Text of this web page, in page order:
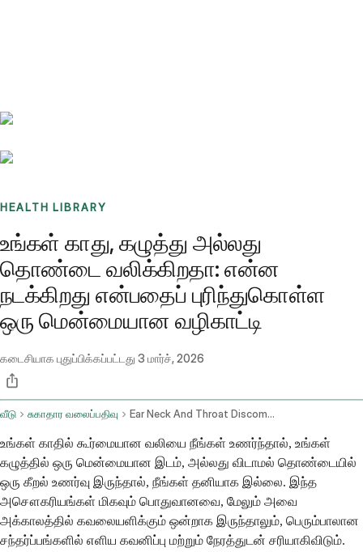
HEALTH LIBRARY
உங்கள் காது, கழுத்து அல்லது
தொண்டை வலிக்கிறதா: என்ன
நடக்கிறது என்பதைப் புரிந்துகொள்ள
ஒரு மென்மையான வழிகாட்டி
கடைசியாக புதுப்பிக்கப்பட்டது 3 மார்ச், 2026
வீடு சுகாதார வலைப்பதிவு Ear Neck And Throat Discomfort And Infections
உங்கள் காதில் கூர்மையான வலியை நீங்கள் உணர்ந்தால், உங்கள்
கழுத்தில் ஒரு மென்மையான இடம், அல்லது விடாமல் தொண்டையில்
ஒரு கீறல் உணர்வு இருந்தால், நீங்கள் தனியாக இல்லை. இந்த
அசௌகரியங்கள் மிகவும் பொதுவானவை, மேலும் அவை
அக்காலத்தில் கவலையளிக்கும் ஒன்றாக இருந்தாலும், பெரும்பாலான
சந்தர்ப்பங்களில் எளிய கவனிப்பு மற்றும் நேரத்துடன் சரியாகிவிடும்.